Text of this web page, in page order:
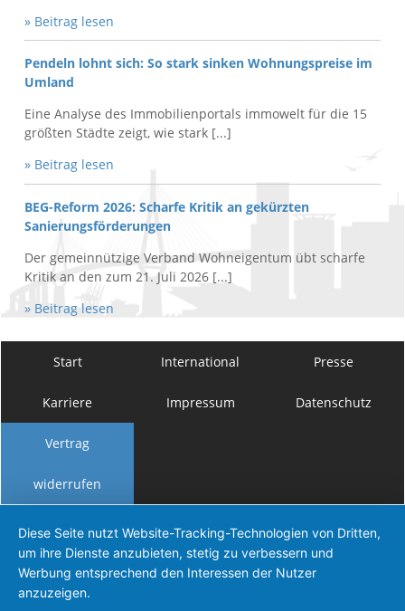
» Beitrag lesen
Pendeln lohnt sich: So stark sinken Wohnungspreise im
Umland
Eine Analyse des Immobilienportals immowelt für die 15
größten Städte zeigt, wie stark [...]
» Beitrag lesen
BEG-Reform 2026: Scharfe Kritik an gekürzten
Sanierungsförderungen
Der gemeinnützige Verband Wohneigentum übt scharfe
Kritik an den zum 21. Juli 2026 [...]
» Beitrag lesen
Start International Presse
Karriere Impressum Datenschutz
Vertrag
widerrufen
Diese Seite nutzt Website-Tracking-Technologien von Dritten,
um ihre Dienste anzubieten, stetig zu verbessern und
Werbung entsprechend den Interessen der Nutzer
anzuzeigen.